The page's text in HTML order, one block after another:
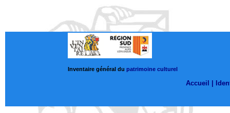
Inventaire général du patrimoine culturel
Accueil |